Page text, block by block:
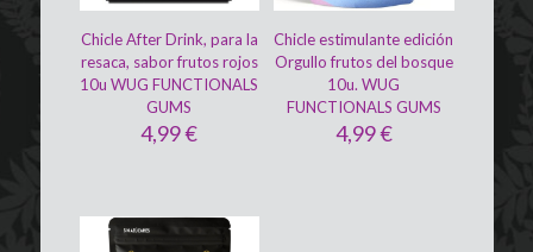
Chicle After Drink, para la
resaca, sabor frutos rojos
10u WUG FUNCTIONALS
GUMS
4,99€
Chicle estimulante edición
Orgullo frutos del bosque
10u. WUG
FUNCTIONALS GUMS
4,99€